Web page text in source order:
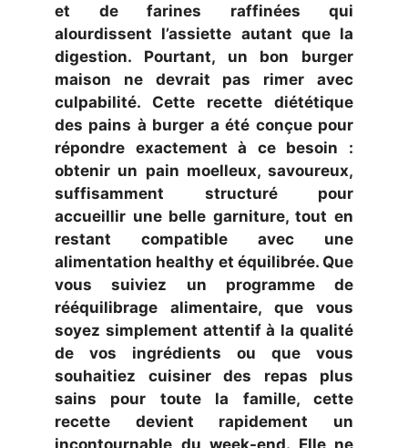
et de farines raffinées qui
alourdissent l’assiette autant que la
digestion. Pourtant, un bon burger
maison ne devrait pas rimer avec
culpabilité. Cette recette diététique
des pains à burger a été conçue pour
répondre exactement à ce besoin :
obtenir un pain moelleux, savoureux,
suffisamment structuré pour
accueillir une belle garniture, tout en
restant compatible avec une
alimentation healthy et équilibrée. Que
vous suiviez un programme de
rééquilibrage alimentaire, que vous
soyez simplement attentif à la qualité
de vos ingrédients ou que vous
souhaitiez cuisiner des repas plus
sains pour toute la famille, cette
recette devient rapidement un
incontournable du week-end. Elle ne